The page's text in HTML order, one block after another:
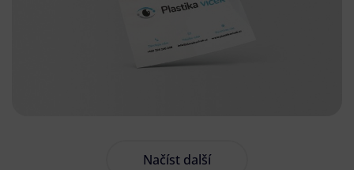
Načíst další